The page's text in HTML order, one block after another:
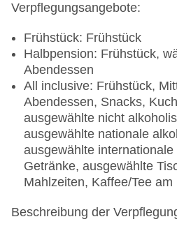
Verpflegungsangebote:
Frühstück: Frühstück
Halbpension: Frühstück,
Abendessen
All inclusive: Frühstück,
Abendessen, Snacks,
ausgewählte nicht
ausgewählte nationale
ausgewählte
Getränke, ausgewählte
Mahlzeiten, Kaffee/Tee am
Beschreibung der